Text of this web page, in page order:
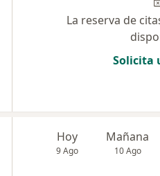
La reserva de
Solicita
Hoy
9 Ago
Mañana
10 Ago